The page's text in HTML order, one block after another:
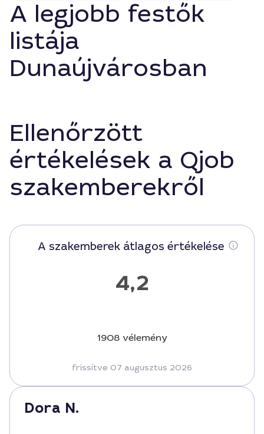
A legjobb festők
listája
Dunaújvárosban
Ellenőrzött
értékelések a Qjob
szakemberekről
A szakemberek átlagos értékelése
4,2
1908 vélemény
frissítve 07 augusztus 2026
Dora N.